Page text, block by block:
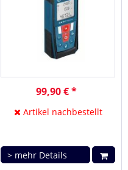
99,90 € *
Artikel nachbestellt
> mehr Details